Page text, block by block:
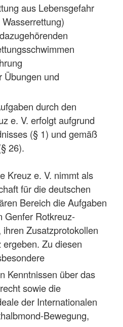
aus Lebensgefahr
Übungen und
durch den
e. V. erfolgt aufgrund
(§ 1) und gemäß
26).
Kreuz e. V. nimmt als
für die deutschen
Bereich die Aufgaben
Genfer Rotkreuz-
Zusatzprotokollen
Zu diesen
Kenntnissen über das
sowie die
der Internationalen
Bewegung,